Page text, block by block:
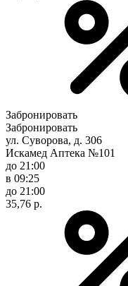
Забронировать
Забронировать
ул. Суворова, д. 306
Искамед Аптека №101
до 21:00
в 09:25
до 21:00
35,76 р.